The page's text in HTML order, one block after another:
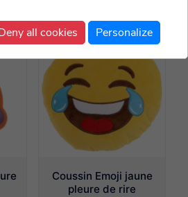
Coussin Emoji jaune
pleure de rire
all cookies Personalize